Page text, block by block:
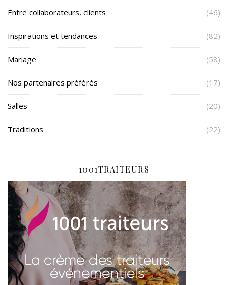
Entre collaborateurs, clients (46)
Inspirations et tendances (82)
Mariage (58)
Nos partenaires préférés (17)
Salles (20)
Traditions (22)
1001TRAITEURS